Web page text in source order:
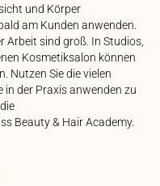
und Körper
am Kunden anwenden.
Arbeit sind groß. In Studios,
Kosmetiksalon können
Nutzen Sie die vielen
in der Praxis anwenden zu
Beauty & Hair Academy.